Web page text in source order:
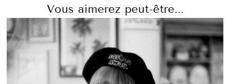
Vous aimerez peut-être...